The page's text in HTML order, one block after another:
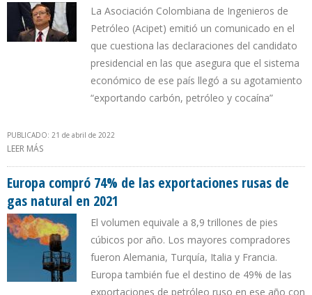
La Asociación Colombiana de Ingenieros de
Petróleo (Acipet) emitió un comunicado en el
que cuestiona las declaraciones del candidato
presidencial en las que asegura que el sistema
económico de ese país llegó a su agotamiento
“exportando carbón, petróleo y cocaína”
PUBLICADO: 21 de abril de 2022
LEER MÁS
Europa compró 74% de las exportaciones rusas de
gas natural en 2021
El volumen equivale a 8,9 trillones de pies
cúbicos por año. Los mayores compradores
fueron Alemania, Turquía, Italia y Francia.
Europa también fue el destino de 49% de las
exportaciones de petróleo ruso en ese año con